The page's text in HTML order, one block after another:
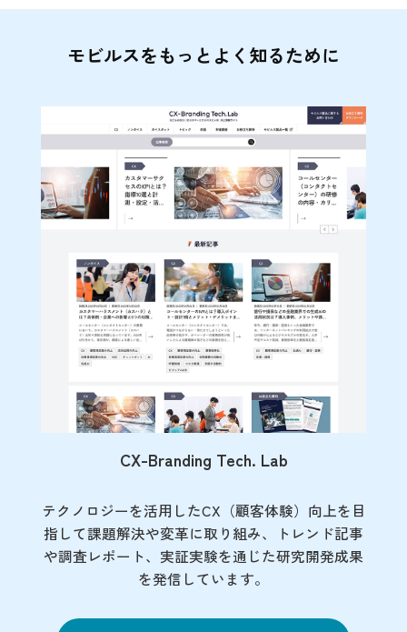
モビルスをもっとよく知るために
CX-Branding Tech. Lab
テクノロジーを活用したCX（顧客体験）向上を目
指して課題解決や変革に取り組み、トレンド記事
や調査レポート、実証実験を通じた研究開発成果
を発信しています。